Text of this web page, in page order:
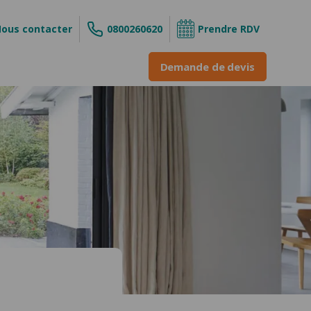
contacter 0800260620 Prendre RDV
&
Demande de devis